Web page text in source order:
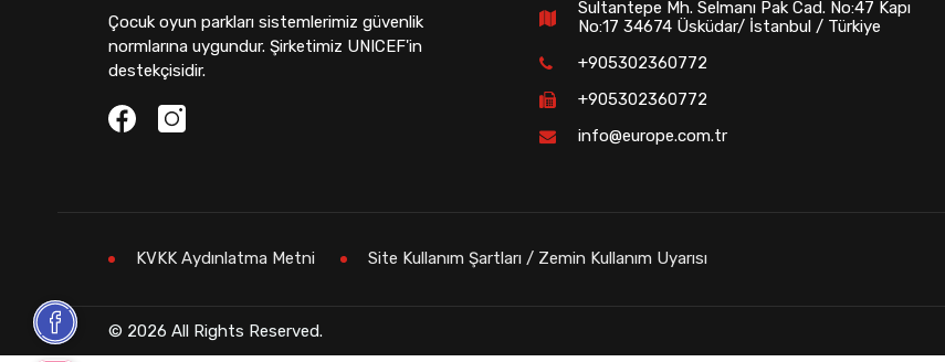
Çocuk oyun parkları sistemlerimiz güvenlik
normlarına uygundur. Şirketimiz UNICEF'in
destekçisidir.
Sultantepe Mh. Selmanı Pak Cad. No:47 Kapı
No:17 34674 Üsküdar/ İstanbul / Türkiye
+905302360772
+905302360772
info@europe.com.tr
KVKK Aydınlatma Metni Site Kullanım Şartları / Zemin Kullanım Uyarısı
© 2026 All Rights Reserved.